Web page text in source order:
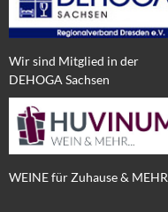
Wir sind Mitglied in der
DEHOGA Sachsen
WEINE für Zuhause & MEHR